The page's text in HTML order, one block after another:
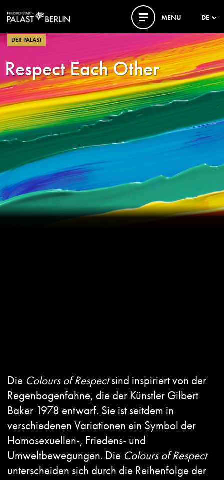
MENU DE
DER PALAST
Respect Each Other
Die Colours of Respectsind inspiriert von der
Regenbogenfahne, die der Künstler Gilbert
Baker 1978 entwarf. Sie ist seitdem in
verschiedenen Variationen ein Symbol der
Homosexuellen-, Friedens- und
Umweltbewegungen. Die Colours of Respect
unterscheiden sich durch die Reihenfolge der